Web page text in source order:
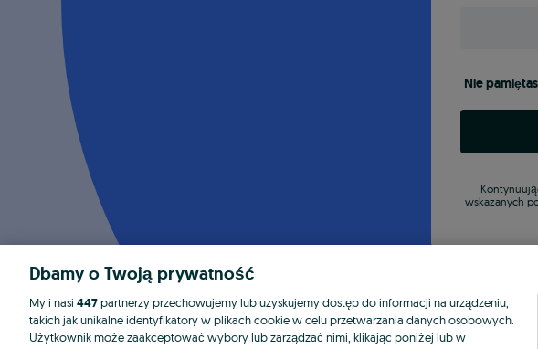
Nie
wskazanych
Dbamy o Twoją prywatność
My i nasi 447partnerzy przechowujemy lub uzyskujemy dostęp do informacji na urządzeniu,
takich jak unikalne identyfikatory w plikach cookie w celu przetwarzania danych osobowych.
Użytkownik może zaakceptować wybory lub zarządzać nimi, klikając poniżej lub w